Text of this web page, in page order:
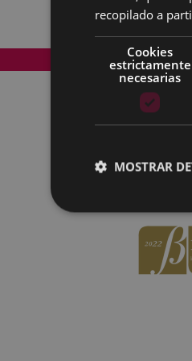
Mapa del Sitio
recopilado a
Cookies
estrictamente
necesarias
MOSTRAR